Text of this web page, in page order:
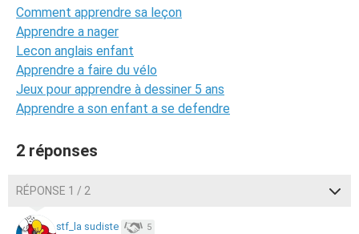
Comment apprendre sa leçon
Apprendre a nager
Lecon anglais enfant
Apprendre a faire du vélo
Jeux pour apprendre à dessiner 5 ans
Apprendre a son enfant a se defendre
2 réponses
RÉPONSE 1 / 2
stf_la sudiste 5